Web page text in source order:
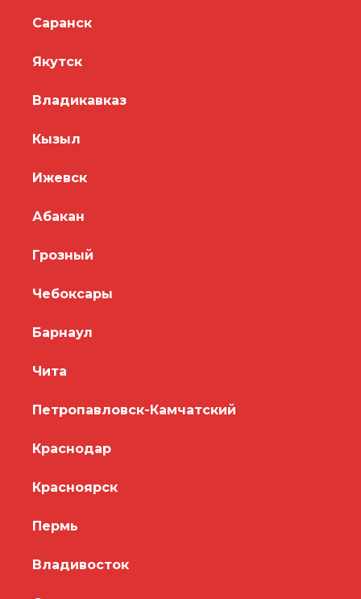
Саранск
Якутск
Владикавказ
Кызыл
Ижевск
Абакан
Грозный
Чебоксары
Барнаул
Чита
Петропавловск-Камчатский
Краснодар
Красноярск
Пермь
Владивосток